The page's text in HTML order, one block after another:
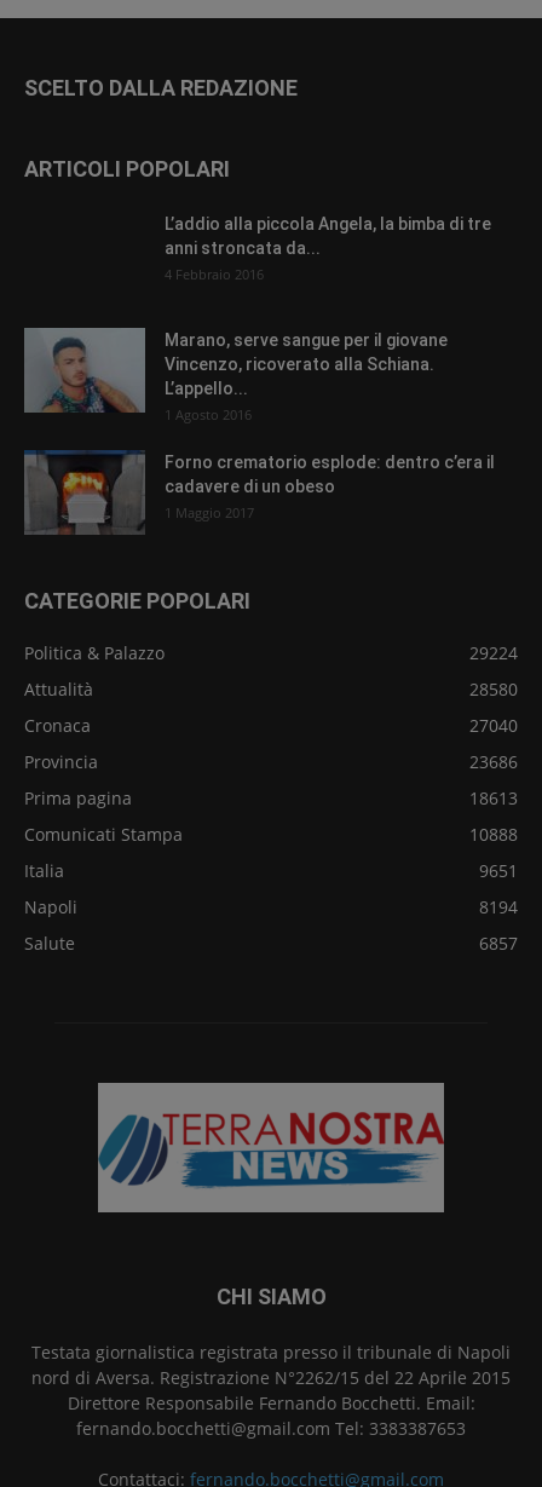
SCELTO DALLA REDAZIONE
ARTICOLI POPOLARI
L’addio alla piccola Angela, la bimba di tre
anni stroncata da...
4 Febbraio 2016
Marano, serve sangue per il giovane
Vincenzo, ricoverato alla Schiana.
L’appello...
1 Agosto 2016
Forno crematorio esplode: dentro c’era il
cadavere di un obeso
1 Maggio 2017
CATEGORIE POPOLARI
Politica & Palazzo
29224
Attualità
28580
Cronaca
27040
Provincia
23686
Prima pagina
18613
Comunicati Stampa
10888
Italia
9651
Napoli
8194
Salute
6857
CHI SIAMO
Testata giornalistica registrata presso il tribunale di Napoli
nord di Aversa. Registrazione N°2262/15 del 22 Aprile 2015
Direttore Responsabile Fernando Bocchetti. Email:
fernando.bocchetti@gmail.com Tel: 3383387653
Contattaci: fernando.bocchetti@gmail.com